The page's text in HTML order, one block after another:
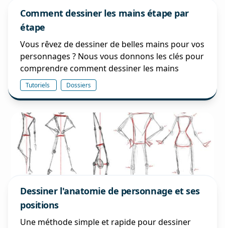
Comment dessiner les mains étape par
étape
Vous rêvez de dessiner de belles mains pour vos
personnages ? Nous vous donnons les clés pour
comprendre comment dessiner les mains
Tutoriels Dossiers
Dessiner l'anatomie de personnage et ses
positions
Une méthode simple et rapide pour dessiner